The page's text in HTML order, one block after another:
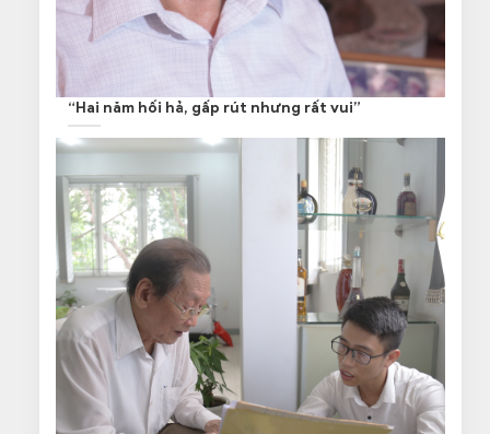
“Hai năm hối hả, gấp rút nhưng rất vui”